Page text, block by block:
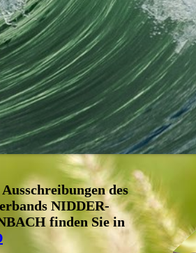
des
NIDDER-
finden Sie in